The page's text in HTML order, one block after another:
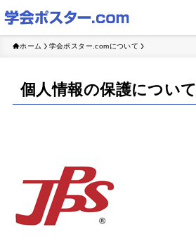
ホーム 学会ポスター.comについて
個人情報の保護について